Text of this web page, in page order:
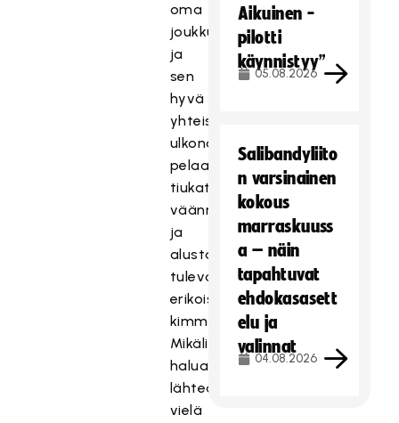
oma
joukkue
ja
sen
hyvä
yhteishenki,
ulkona
pelaaminen,
tiukat
väännöt
ja
alustasta
tulevat
erikoiset
kimmokkeet.
Mikäli
haluat
lähteä
vielä
Aikuinen -
pilotti
käynnistyy”
05.08.2026
Salibandyliito
n varsinainen
kokous
marraskuuss
a – näin
tapahtuvat
ehdokasasett
elu ja
valinnat
04.08.2026